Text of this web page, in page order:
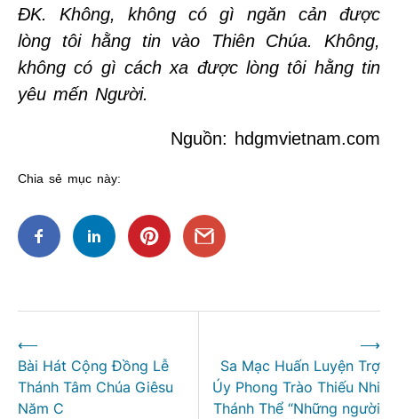
ÐK. Không, không có gì ngăn cản được
lòng tôi hằng tin vào Thiên Chúa. Không,
không có gì cách xa được lòng tôi hằng tin
yêu mến Người.
Nguồn: hdgmvietnam.com
Chia sẻ mục này:
hướng
bài
viết
⟵
Bài Hát Cộng Đồng Lễ
Thánh Tâm Chúa Giêsu
Năm C
Sa Mạc Huấn Luyện Trợ
Úy Phong Trào Thiếu Nhi
Thánh Thể “Những người
⟶